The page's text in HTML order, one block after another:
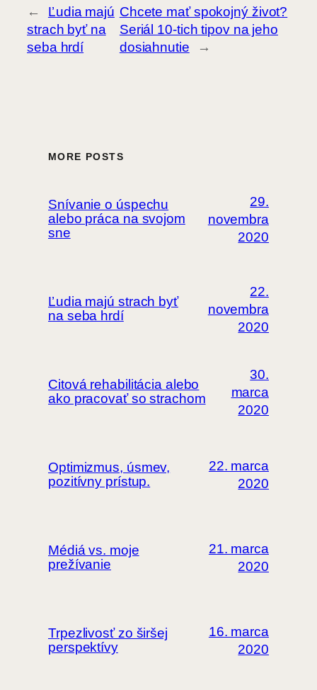
←
Ľudia majú
strach byť na
seba hrdí
Chcete mať spokojný život?
Seriál 10-tich tipov na jeho
dosiahnutie
→
MORE POSTS
Snívanie o úspechu
alebo práca na svojom
sne
29.
novembra
2020
Ľudia majú strach byť
na seba hrdí
22.
novembra
2020
Citová rehabilitácia alebo
ako pracovať so strachom
30.
marca
2020
Optimizmus, úsmev,
pozitívny prístup.
22. marca
2020
Médiá vs. moje
prežívanie
21. marca
2020
Trpezlivosť zo širšej
perspektívy
16. marca
2020